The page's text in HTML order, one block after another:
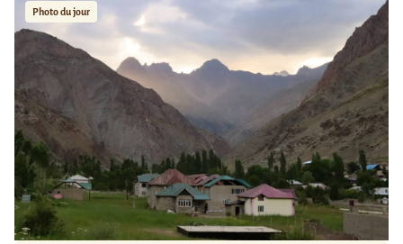
Photo du jour